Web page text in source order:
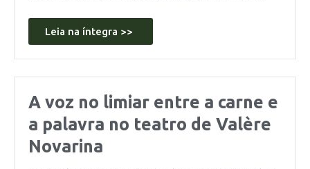
Leia na íntegra >>
A voz no limiar entre a carne e
a palavra no teatro de Valère
Novarina